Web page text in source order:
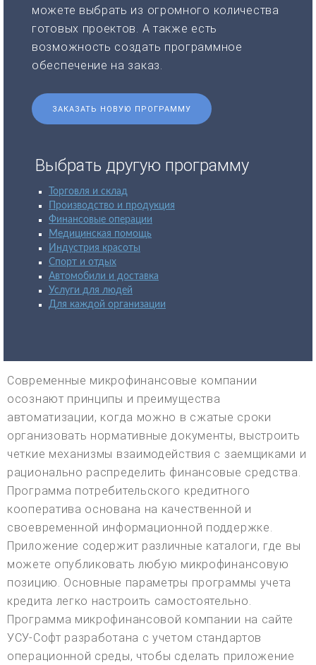
можете выбрать из огромного количества
готовых проектов. А также есть
возможность создать программное
обеспечение на заказ.
ЗАКАЗАТЬ НОВУЮ ПРОГРАММУ
Выбрать другую программу
Торговля и склад
Производство и продукция
Финансовые операции
Медицинская помощь
Индустрия красоты
Спорт и отдых
Автомобили и доставка
Услуги для людей
Для каждой организации
Современные микрофинансовые компании
осознают принципы и преимущества
автоматизации, когда можно в сжатые сроки
организовать нормативные документы, выстроить
четкие механизмы взаимодействия с заемщиками и
рационально распределить финансовые средства.
Программа потребительского кредитного
кооператива основана на качественной и
своевременной информационной поддержке.
Приложение содержит различные каталоги, где вы
можете опубликовать любую микрофинансовую
позицию. Основные параметры программы учета
кредита легко настроить самостоятельно.
Программа микрофинансовой компании на сайте
УСУ-Софт разработана с учетом стандартов
операционной среды, чтобы сделать приложение